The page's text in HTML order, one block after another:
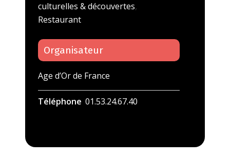
culturelles & découvertes,
Restaurant
Organisateur
Age d’Or de France
Téléphone 01.53.24.67.40